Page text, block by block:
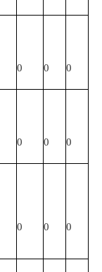
0 0 0
0 0 0
0 0 0